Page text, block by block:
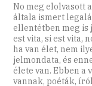
No meg elolvasott
általa ismert
ellentétben meg is
est vita, si est vita,
ha van élet, nem
jelmondata, és
élete van. Ebben
vannak, poéták,